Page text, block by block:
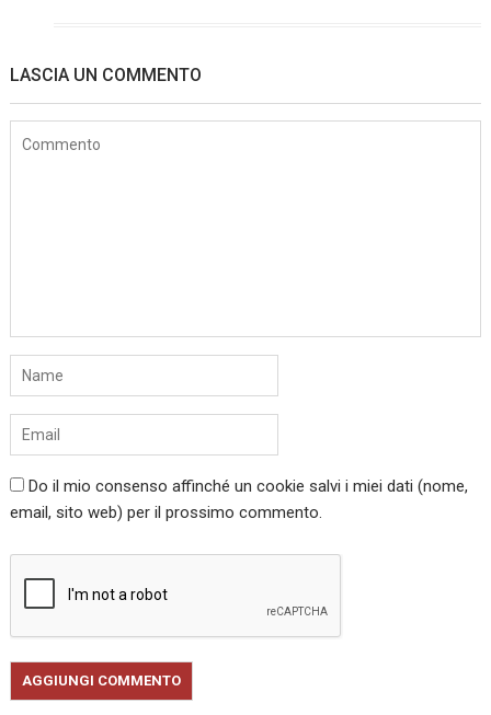
LASCIA UN COMMENTO
Do il mio consenso affinché un cookie salvi i miei dati (nome,
email, sito web) per il prossimo commento.